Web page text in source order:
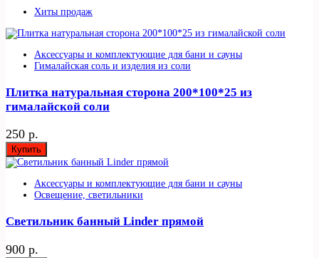
Хиты продаж
Аксессуары и комплектующие для бани и сауны
Гималайская соль и изделия из соли
Плитка натуральная сторона 200*100*25 из
гималайской соли
250 р.
Купить
Аксессуары и комплектующие для бани и сауны
Освещение, светильники
Светильник банный Linder прямой
900 р.